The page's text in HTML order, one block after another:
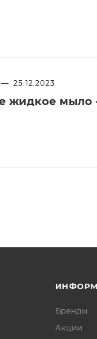
— 25.12.2023
жидкое
Бренды
Акции